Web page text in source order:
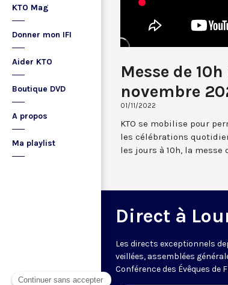
KTO Mag
Donner mon IFI
Aider KTO
Boutique DVD
A propos
Ma playlist
Messe de
novembre
01/11/2022
KTO se mobilise pour
les célébrations
les jours à 10h, la messe
Direct à
Les directs exceptionnels
veillées, assemblées
Conférence des Évêques de